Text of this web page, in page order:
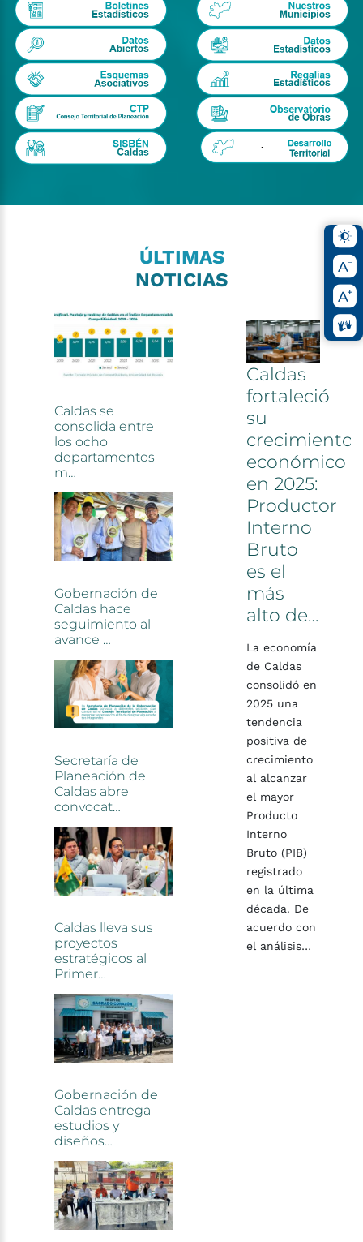
ÚLTIMAS
NOTICIAS
Caldas
fortaleció
su
crecimiento
económico
en 2025:
Productor
Interno
Bruto
es el
más
alto de…
La economía
de Caldas
consolidó en
2025 una
tendencia
positiva de
crecimiento
al alcanzar
el mayor
Producto
Interno
Bruto (PIB)
registrado
en la última
década. De
acuerdo con
el análisis…